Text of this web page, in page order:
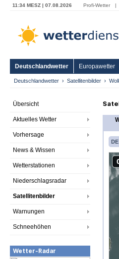
11:34 MESZ | 07.08.2026 Profi-Wetter |
Deutschlandwetter Europawetter
Deutschlandwetter Satellitenbilder
Übersicht
Aktuelles Wetter
Vorhersage
News & Wissen
Wetterstationen
Niederschlagsradar
Satellitenbilder
Warnungen
Schneehöhen
Wetter-Radar
DE